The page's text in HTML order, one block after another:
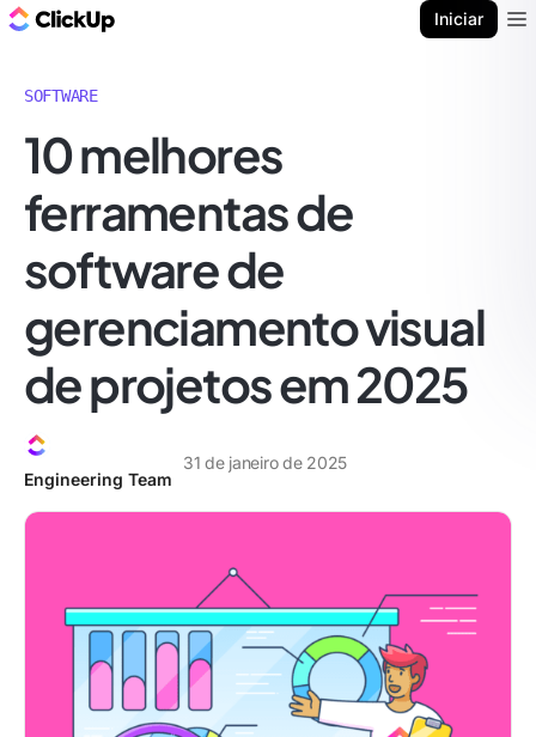
Iniciar
SOFTWARE
10 melhores
ferramentas de
software de
gerenciamento visual
de projetos em 2025
Engineering Team
31 de janeiro de 2025